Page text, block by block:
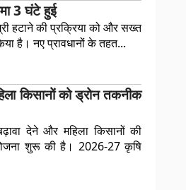
3 घंटे हुई
हटाने की प्रक्रिया को और सख्त
है। नए प्रावधानों के तहत...
किसानों को ड्रोन तकनीक
देने और महिला किसानों की
शुरू की है। 2026-27 कृषि